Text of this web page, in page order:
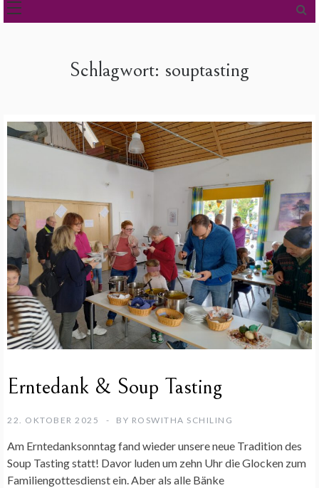
Schlagwort: souptasting
Erntedank & Soup Tasting
22. OKTOBER 2025 BY ROSWITHA SCHILING
Am Erntedanksonntag fand wieder unsere neue Tradition des
Soup Tasting statt! Davor luden um zehn Uhr die Glocken zum
Familiengottesdienst ein. Aber als alle Bänke